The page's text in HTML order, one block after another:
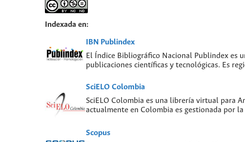
Indexada en:
IBN Publindex
El Índice Bibliográfico Nacional Publindex es
publicaciones científicas y tecnológicas. Es
SciELO Colombia
SciELO Colombia es una librería virtual para
actualmente en Colombia es gestionada por
Scopus